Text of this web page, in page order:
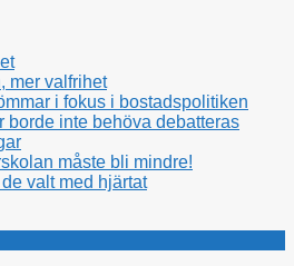
mer valfrihet
i fokus i bostadspolitiken
borde inte behöva debatteras
måste bli mindre!
valt med hjärtat